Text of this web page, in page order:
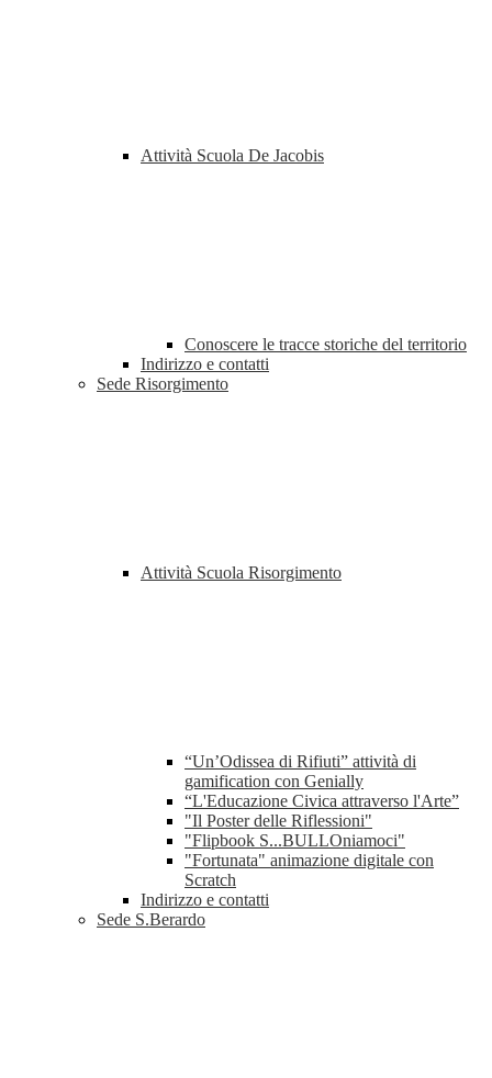
Attività Scuola De Jacobis
Conoscere le tracce storiche del territorio
Indirizzo e contatti
Sede Risorgimento
Attività Scuola Risorgimento
“Un’Odissea di Rifiuti” attività di
gamification con Genially
“L'Educazione Civica attraverso l'Arte”
"Il Poster delle Riflessioni"
"Flipbook S...BULLOniamoci"
"Fortunata" animazione digitale con
Scratch
Indirizzo e contatti
Sede S.Berardo